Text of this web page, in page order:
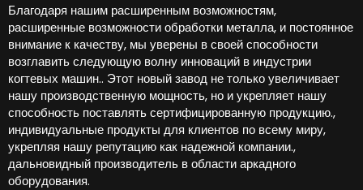
Благодаря нашим расширенным возможностям,
расширенные возможности обработки металла, и постоянное
внимание к качеству, мы уверены в своей способности
возглавить следующую волну инноваций в индустрии
когтевых машин.. Этот новый завод не только увеличивает
нашу производственную мощность, но и укрепляет нашу
способность поставлять сертифицированную продукцию.,
индивидуальные продукты для клиентов по всему миру,
укрепляя нашу репутацию как надежной компании.,
дальновидный производитель в области аркадного
оборудования.